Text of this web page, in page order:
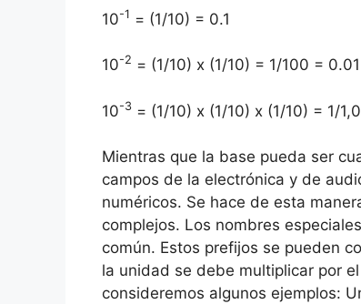
10-1 = (1/10) = 0.1
10-2 = (1/10) x (1/10) = 1/100 = 0.01
10-3 = (1/10) x (1/10) x (1/10) = 1/
Mientras que la base pueda ser
campos de la electrónica y de
numéricos. Se hace de esta
complejos. Los nombres
común. Estos prefijos se pueden
la unidad se debe multiplicar por
consideremos algunos ejemplos: